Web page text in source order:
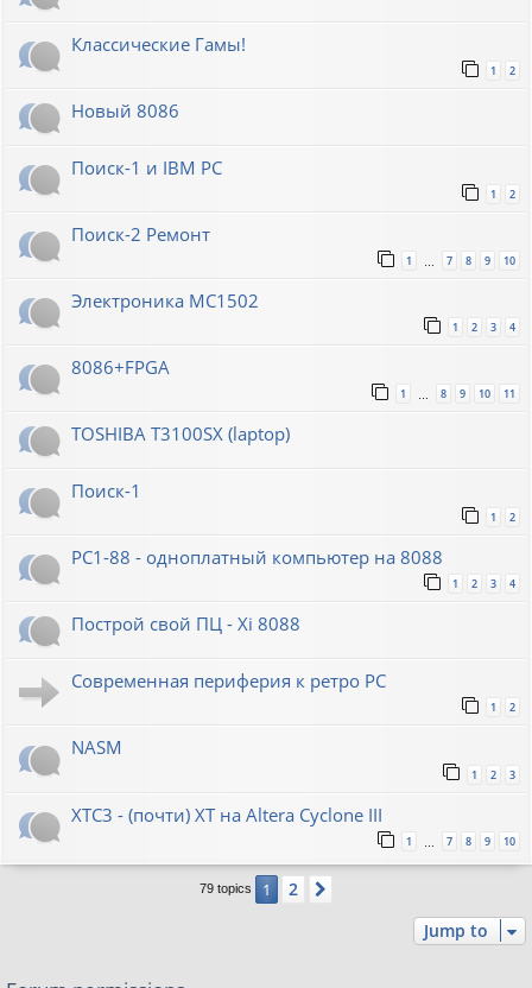
Классические Гамы!
1 2
Новый 8086
Поиск-1 и IBM PC
1 2
Поиск-2 Ремонт
1 7 8 9 10
Электроника МС1502
1 2 3 4
8086+FPGA
1 … 8 9 10 11
TOSHIBA T3100SX (laptop)
Поиск-1
1 2
PC1-88 - одноплатный компьютер на 8088
1 2 3 4
Построй свой ПЦ - Xi 8088
Современная периферия к ретро PC
1 2
NASM
1 2 3
XTC3 - (почти) XT на Altera Cyclone III
1 7 8 9 10
79 topics 1 2
Jump to